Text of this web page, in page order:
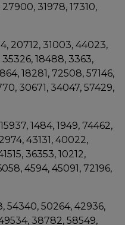
31978, 17310,
20712, 31003, 44023,
18488, 3363,
18281, 72508, 57146,
30671, 34047, 57429,
1484, 1949, 74462,
43131, 40022,
36353, 10212,
4594, 45091, 72196,
54340, 50264, 42936,
38782, 58549,